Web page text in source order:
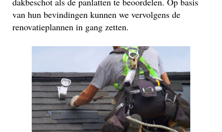
van hun bevindingen kunnen we vervolgens de
renovatieplannen in gang zetten.